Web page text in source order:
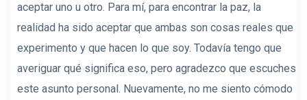
aceptar uno u otro. Para mí, para encontrar la paz, la
realidad ha sido aceptar que ambas son cosas reales que
experimento y que hacen lo que soy. Todavía tengo que
averiguar qué significa eso, pero agradezco que escuches
este asunto personal. Nuevamente, no me siento cómodo